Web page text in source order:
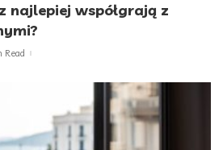
najlepiej współgrają z
Read